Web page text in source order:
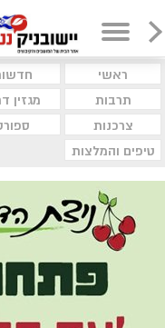
ראשי
תרבות
מגזין
צרכנות
טיפים והמלצות